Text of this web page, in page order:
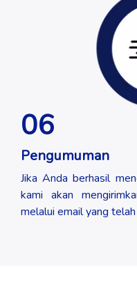
06
Pengumuman
Jika Anda berhasil
kami akan
melalui email yang